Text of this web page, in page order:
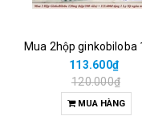
113.600₫
120.000₫
MUA HÀNG